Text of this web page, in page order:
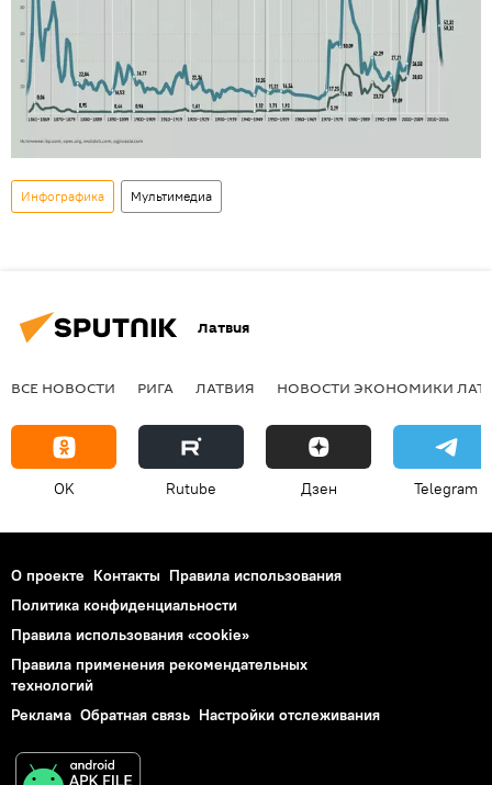
Инфографика Мультимедиа
Латвия
ВСЕ НОВОСТИ РИГА ЛАТВИЯ НОВОСТИ ЭКОНОМИКИ
OK Rutube Дзен Telegram
О проекте Контакты Правила использования
Политика конфиденциальности
Правила использования «cookie»
Правила применения рекомендательных
технологий
Реклама Обратная связь Настройки отслеживания